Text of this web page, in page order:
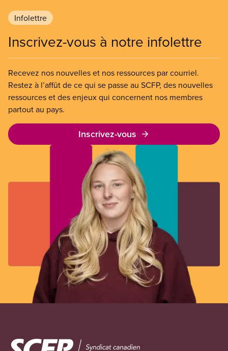
Infolettre
Inscrivez-vous à notre infolettre
Recevez nos nouvelles et nos ressources par courriel.
Restez à l’affût de ce qui se passe au SCFP, des nouvelles
ressources et des enjeux qui concernent nos membres
partout au pays.
Inscrivez-vous
Image